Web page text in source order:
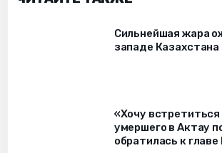
Сильнейшая жара
западе Казахстана
«Хочу
умершего в Актау
обратилась к